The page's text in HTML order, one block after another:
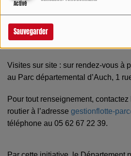
Activé
Sauvegarder
Visibilité des lots en ligne : à partir
Visites sur site : sur rendez-vous à
au Parc départemental d’Auch, 1
Pour tout renseignement,
routier à l’adresse gestionflotte-
téléphone au 05 62 67 22 39.